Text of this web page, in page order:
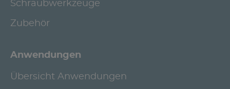
Schraubwerkzeuge
Zubehör
Anwendungen
Übersicht Anwendungen